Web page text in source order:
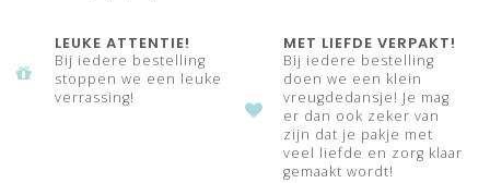
LEUKE ATTENTIE!
Bij iedere bestelling
stoppen we een leuke
verrassing!
MET LIEFDE VERPAKT!
Bij iedere bestelling
doen we een klein
vreugdedansje! Je mag
er dan ook zeker van
zijn dat je pakje met
veel liefde en zorg klaar
gemaakt wordt!